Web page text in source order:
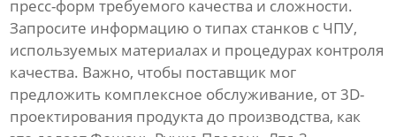
пресс-форм требуемого качества и сложности.
Запросите информацию о типах станков с ЧПУ,
используемых материалах и процедурах контроля
качества. Важно, чтобы поставщик мог
предложить комплексное обслуживание, от 3D-
проектирования продукта до производства, как